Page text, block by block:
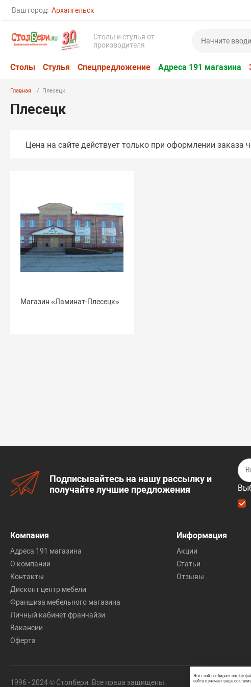
Ваш город: Архангельск
Столы и стулья от
производителя
Столы Стулья Спецпредложение Адреса 191 магазина
Главная Плесецк
Плесецк
Цена на сайте действует только при оформлении заказа
Магазин «Ламинат-Плесецк»
Подписывайтесь на нашу рассылку и
получайте лучшие предложения
Компания
Адреса 191 магазина
О компании
Контакты
Дисконт центр мебели
Франшиза мебельного магазина
Личный кабинет франчайзи
Вакансии
Оферта
Информация
Акции
Статьи
Отзывы
1996 - 2024 © Столбери. Все права защищены.
Этот сайт собирает cookie-
сайта означает ваше